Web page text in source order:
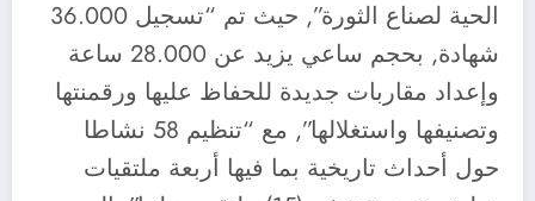
الحية لصناع الثورة”, حيث تم “تسجيل 36.000
شهادة, بحجم ساعي يزيد عن 28.000 ساعة
وإعداد مقاربات جديدة للحفاظ عليها ورقمنتها
وتصنيفها واستغلالها”, مع “تنظيم 58 نشاطا
حول أحداث تاريخية بما فيها أربعة ملتقيات